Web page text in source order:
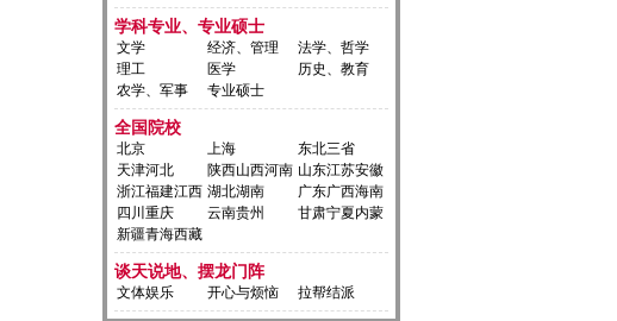
学科专业、专业硕士
文学 经济、管理
法学、哲学
理工
医学
历史、教育
农学、军事
专业硕士
全国院校
北京 上海
东北三省
天津河北
陕西山西河南 山东江苏安徽
浙江福建江西 湖北湖南
广东广西海南
四川重庆
云南贵州
甘肃宁夏内蒙
新疆青海西藏
谈天说地、摆龙门阵
文体娱乐 开心与烦恼 拉帮结派